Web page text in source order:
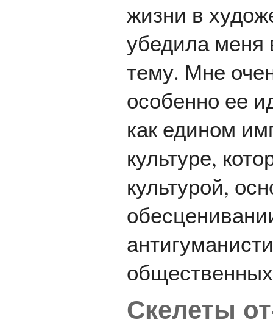
жизни в
убедила меня
тему. Мне
особенно ее
как едином
культуре,
культурой,
Скелеты